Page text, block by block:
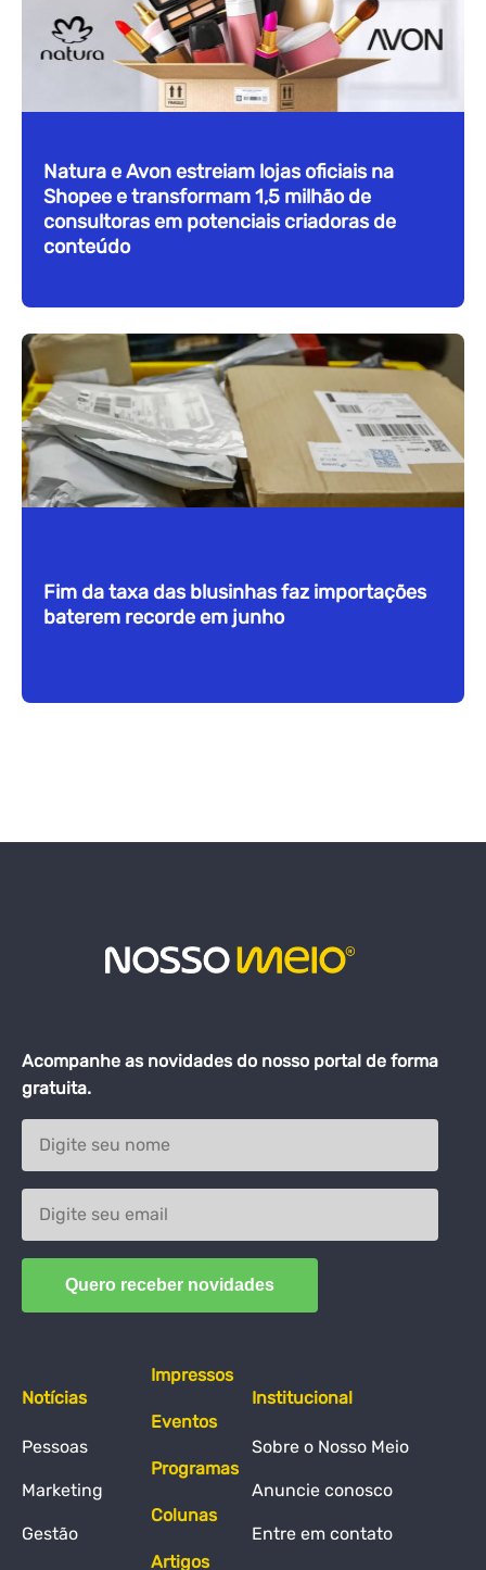
Natura e Avon estreiam lojas oficiais na
Shopee e transformam 1,5 milhão de
consultoras em potenciais criadoras de
conteúdo
Fim da taxa das blusinhas faz importações
baterem recorde em junho
Acompanhe as novidades do nosso portal de forma
gratuita.
Notícias
Pessoas
Marketing
Gestão
Impressos
Eventos
Programas
Colunas
Artigos
Institucional
Sobre o Nosso Meio
Anuncie conosco
Entre em contato